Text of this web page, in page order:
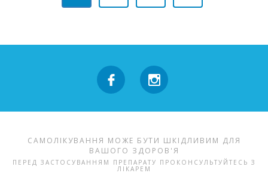
САМОЛІКУВАННЯ МОЖЕ БУТИ ШКІДЛИВИМ ДЛЯ
ВАШОГО ЗДОРОВ'Я
ПЕРЕД ЗАСТОСУВАННЯМ ПРЕПАРАТУ ПРОКОНСУЛЬТУЙТЕСЬ З
ЛІКАРЕМ